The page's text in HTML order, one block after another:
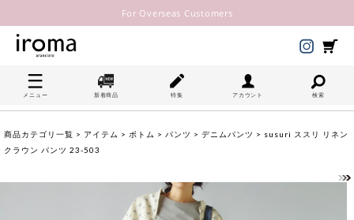
For Overseas Customers
メニュー 新着商品 特集 アカウント 検索
商品カテゴリ一覧 > アイテム > ボトム > パンツ > デニムパンツ > susuri ススリ リネン
クラウン パンツ 23-503